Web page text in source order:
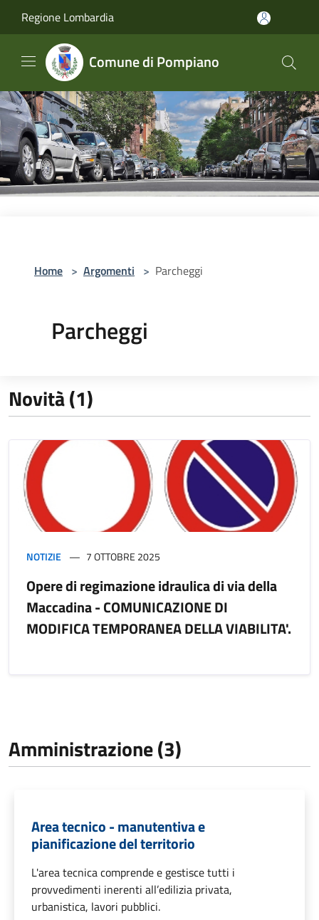
Regione Lombardia
Comune di Pompiano
Home > Argomenti > Parcheggi
Parcheggi
Novità (1)
NOTIZIE 7 OTTOBRE 2025
Opere di regimazione idraulica di via della
Maccadina - COMUNICAZIONE DI
MODIFICA TEMPORANEA DELLA VIABILITA'.
Amministrazione (3)
Area tecnico - manutentiva e
pianificazione del territorio
L'area tecnica comprende e gestisce tutti i
provvedimenti inerenti all’edilizia privata,
urbanistica, lavori pubblici.